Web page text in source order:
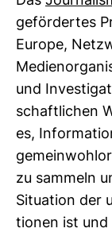
geför­dertes
Europe,
und
schaft­li­chen
es,
zu sam­meln
Situa­tion der
tionen ist und